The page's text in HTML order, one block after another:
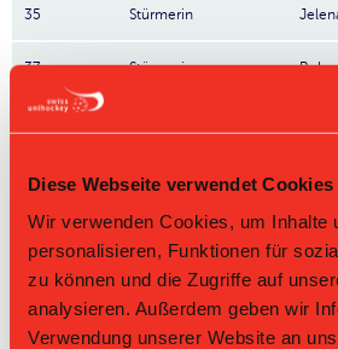
Diese Webseite verwendet Cookies
Wir verwenden Cookies, um Inhalte
personalisieren, Funktionen für
zu können und die Zugriffe auf
analysieren. Außerdem geben wir
Verwendung unserer Website an
35 Stürmerin
37 Stürmerin
Men
Women
HNLB
Rg. Team Sp TD
1 Wizards